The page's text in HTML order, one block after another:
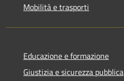
Mobilità e trasporti
Educazione e formazione
Giustizia e sicurezza pubblica